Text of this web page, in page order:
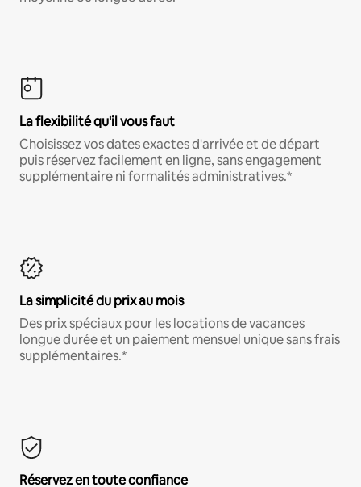
La flexibilité qu'il vous faut
Choisissez vos dates exactes d'arrivée et de départ
puis réservez facilement en ligne, sans engagement
supplémentaire ni formalités administratives.*
La simplicité du prix au mois
Des prix spéciaux pour les locations de vacances
longue durée et un paiement mensuel unique sans frais
supplémentaires.*
Réservez en toute confiance